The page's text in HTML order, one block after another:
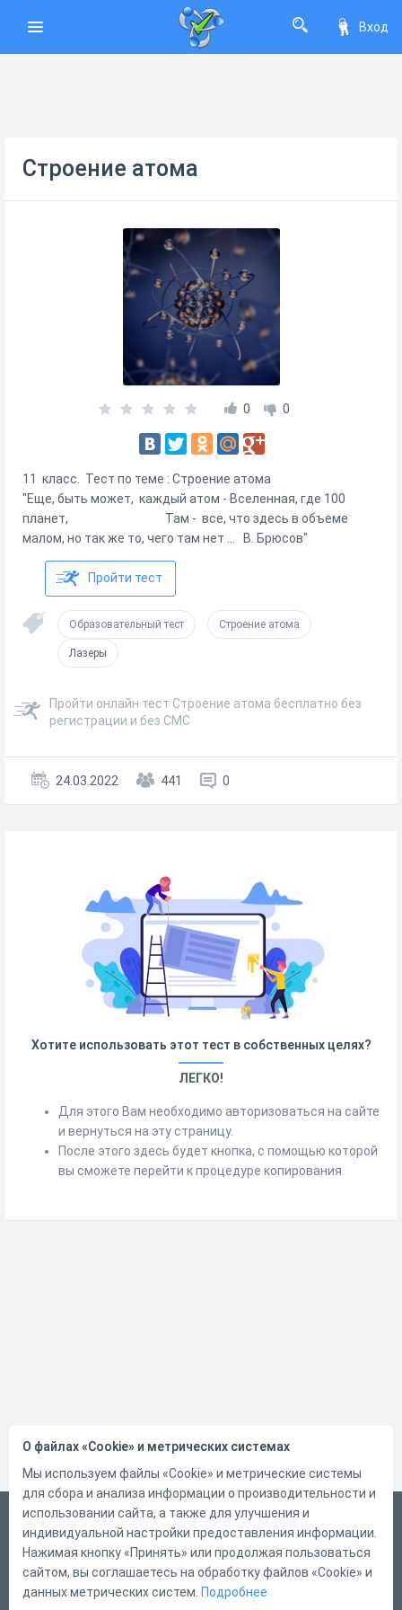
Вход
Строение атома
0 0
11 класс. Тест по теме : Строение атома
"Еще, быть может, каждый атом - Вселенная, где 100
планет, Там - все, что здесь в объеме
малом, но так же то, чего там нет ... В. Брюсов"
Пройти тест
Образовательный тест Строение атома
Лазеры
Пройти онлайн тест Строение атома бесплатно без
регистрации и без СМС
24.03.2022 441 0
Хотите использовать этот тест в собственных целях?
ЛЕГКО!
Для этого Вам необходимо авторизоваться на сайте
и вернуться на эту страницу.
После этого здесь будет кнопка, с помощью которой
вы сможете перейти к процедуре копирования.
Русский
Справка
Форма обратной связи
О файлах «Cookie» и метрических системах
Мы используем файлы «Cookie» и метрические системы
для сбора и анализа информации о производительности и
использовании сайта, а также для улучшения и
индивидуальной настройки предоставления информации.
Нажимая кнопку «Принять» или продолжая пользоваться
сайтом, вы соглашаетесь на обработку файлов «Cookie» и
данных метрических систем. Подробнее